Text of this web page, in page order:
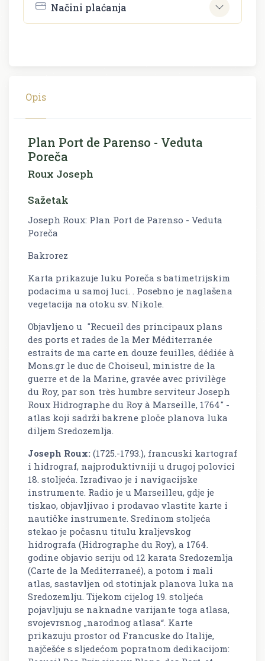
Načini plaćanja
Opis
Plan Port de Parenso - Veduta
Poreča
Roux Joseph
Sažetak
Joseph Roux: Plan Port de Parenso - Veduta
Poreča
Bakrorez
Karta prikazuje luku Poreča s batimetrijskim
podacima u samoj luci. . Posebno je naglašena
vegetacija na otoku sv. Nikole.
Objavljeno u "Recueil des principaux plans
des ports et rades de la Mer Méditerranée
estraits de ma carte en douze feuilles, dédiée à
Mons.gr le duc de Choiseul, ministre de la
guerre et de la Marine, gravée avec privilège
du Roy, par son très humbre serviteur Joseph
Roux Hidrographe du Roy à Marseille, 1764" -
atlas koji sadrži bakrene ploče planova luka
diljem Sredozemlja.
Joseph Roux: (1725.-1793.), francuski kartograf
i hidrograf, najproduktivniji u drugoj polovici
18. stoljeća. Izrađivao je i navigacijske
instrumente. Radio je u Marseilleu, gdje je
tiskao, objavljivao i prodavao vlastite karte i
nautičke instrumente. Sredinom stoljeća
stekao je počasnu titulu kraljevskog
hidrografa (Hidrographe du Roy), a 1764.
godine objavio seriju od 12 karata Sredozemlja
(Carte de la Mediterraneé), a potom i mali
atlas, sastavljen od stotinjak planova luka na
Sredozemlju. Tijekom cijelog 19. stoljeća
pojavljuju se naknadne varijante toga atlasa,
svojevrsnog „narodnog atlasa“. Karte
prikazuju prostor od Francuske do Italije,
najčešće s sljedećom popratnom dedikacijom: